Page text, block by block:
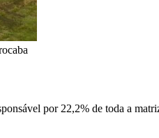
por 22,2% de toda a